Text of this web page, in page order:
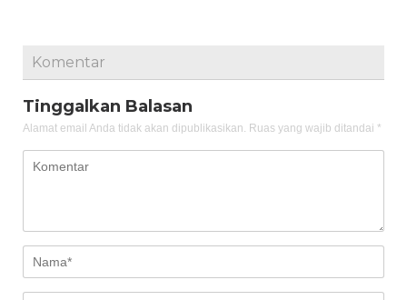
Komentar
Tinggalkan Balasan
Alamat email Anda tidak akan dipublikasikan. Ruas yang wajib ditandai *